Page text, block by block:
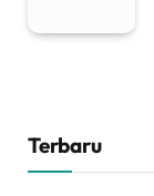
Terbaru